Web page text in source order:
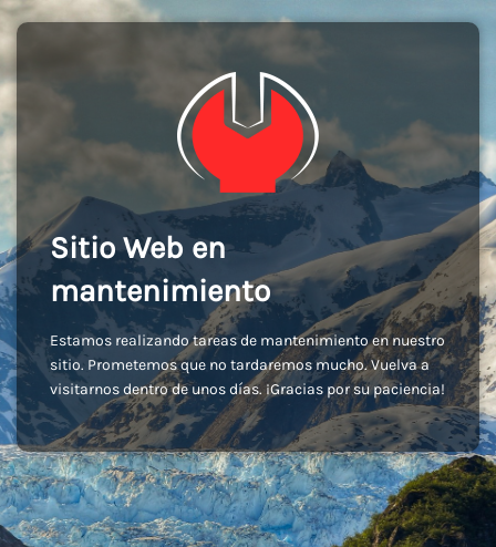
Sitio Web en
mantenimiento
Estamos realizando tareas de mantenimiento en nuestro
sitio. Prometemos que no tardaremos mucho. Vuelva a
visitarnos dentro de unos días. ¡Gracias por su paciencia!